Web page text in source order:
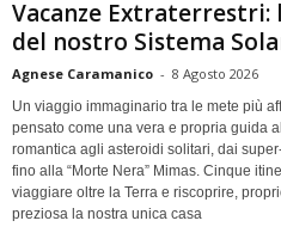
Vacanze
del nostro Sistema
Agnese Caramanico - 8 Agosto 2026
Un viaggio immaginario tra le mete più
pensato come una vera e propria guida
romantica agli asteroidi solitari, dai
fino alla “Morte Nera” Mimas. Cinque
viaggiare oltre la Terra e riscoprire,
preziosa la nostra unica casa